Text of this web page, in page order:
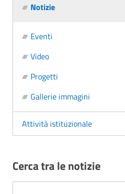
Notizie
Eventi
Video
Progetti
Gallerie immagini
Attività istituzionale
Cerca tra le notizie